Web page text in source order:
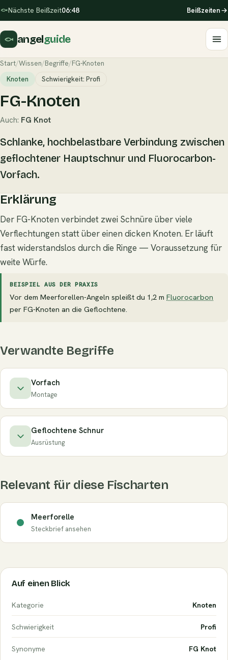
Nächste Beißzeit06:48 Beißzeiten
angelguide
Start/Wissen/Begriffe/FG-Knoten
Knoten Schwierigkeit: Profi
FG-Knoten
Auch: FG Knot
Schlanke, hochbelastbare Verbindung zwischen
geflochtener Hauptschnur und Fluorocarbon-
Vorfach.
Erklärung
Der FG-Knoten verbindet zwei Schnüre über viele
Verflechtungen statt über einen dicken Knoten. Er läuft
fast widerstandslos durch die Ringe — Voraussetzung für
weite Würfe.
BEISPIEL AUS DER PRAXIS
Vor dem Meerforellen-Angeln spleißt du 1,2 m Fluorocarbon
per FG-Knoten an die Geflochtene.
Verwandte Begriffe
Vorfach
Montage
Geflochtene Schnur
Ausrüstung
Relevant für diese Fischarten
Meerforelle
Steckbrief ansehen
Auf einen Blick
Kategorie Knoten
Schwierigkeit Profi
Synonyme FG Knot